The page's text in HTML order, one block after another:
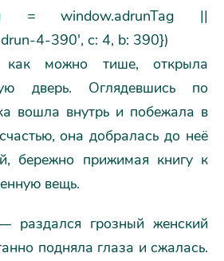
= window.adrunTag ||
4-390', c: 4, b: 390})
как можно тише, открыла
дверь. Оглядевшись по
вошла внутрь и побежала в
она добралась до неё
бережно прижимая книгу к
вещь.
грозный женский
подняла глаза и сжалась.